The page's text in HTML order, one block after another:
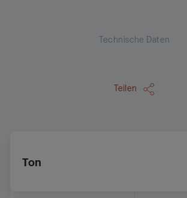
Technische Daten
Teilen
Ton